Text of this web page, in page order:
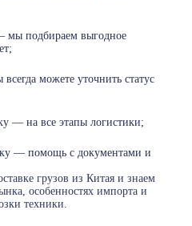
подбираем выгодное
можете уточнить статус
— на все этапы логистики;
— помощь с документами и
грузов из Китая и знаем
особенностях импорта и
техники.